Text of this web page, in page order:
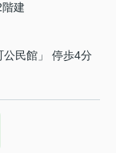
建
公民館」 停歩4分